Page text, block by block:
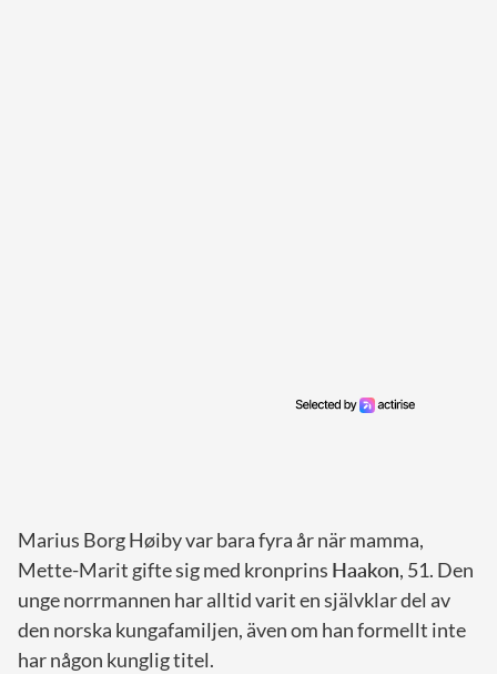
Marius Borg Høiby var bara fyra år när mamma,
Mette-Marit gifte sig med kronprins Haakon, 51. Den
unge norrmannen har alltid varit en självklar del av
den norska kungafamiljen, även om han formellt inte
har någon kunglig titel.